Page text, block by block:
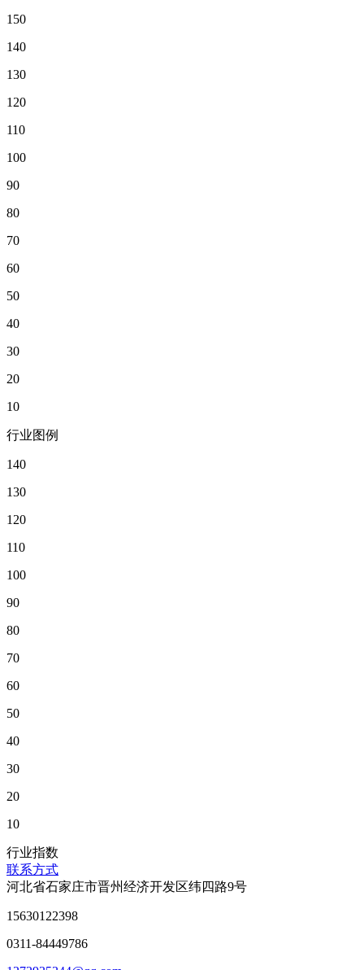
150
140
130
120
110
100
90
80
70
60
50
40
30
20
10
行业图例
140
130
120
110
100
90
80
70
60
50
40
30
20
10
行业指数
联系方式
河北省石家庄市晋州经济开发区纬四路9号
15630122398
0311-84449786